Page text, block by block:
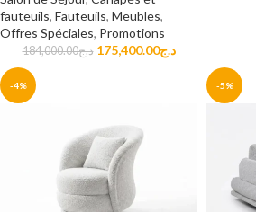
fauteuils, Fauteuils, Meubles,
Offres Spéciales, Promotions
د.ج184,000.00 د.ج175,400.00
-4% -5%